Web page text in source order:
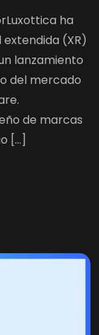
ha
(XR)
lanzamiento
del mercado
de marcas
[…]